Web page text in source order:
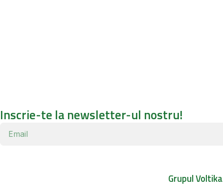
Inscrie-te la newsletter-ul nostru!
Grupul Voltika